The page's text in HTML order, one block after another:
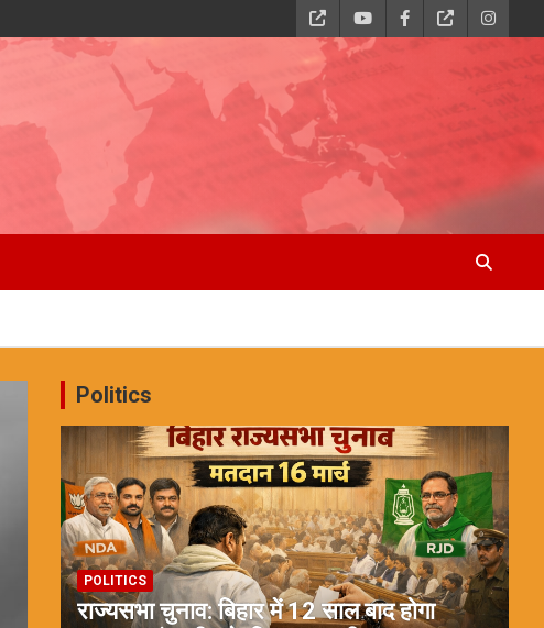
Politics
POLITICS
राज्यसभा चुनाव: बिहार में 12 साल बाद होगा